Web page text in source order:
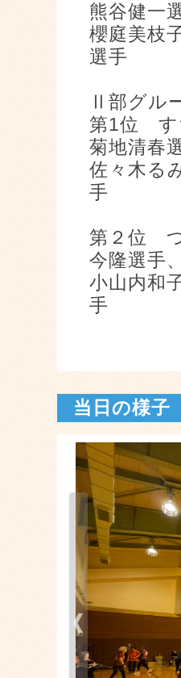
熊谷健一
櫻庭美枝
選手
Ⅱ部グル
第1位 す
菊地清春
佐々木る
手
第２位
今隆選手
小山内和
手
当日の様子